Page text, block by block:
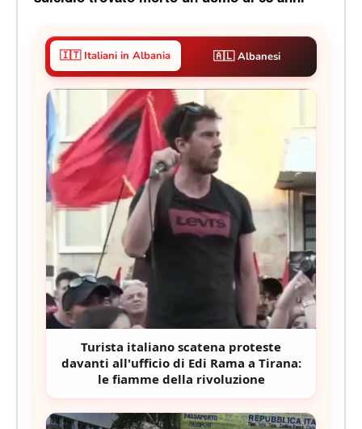
🇮🇹 Italiani in Albania 🇦🇱 Albanesi
Turista italiano scatena proteste
davanti all'ufficio di Edi Rama a Tirana:
le fiamme della rivoluzione